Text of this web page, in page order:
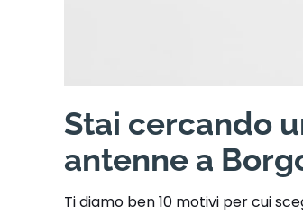
Stai cercando
antenne a
Ti diamo ben 10 motivi per cui